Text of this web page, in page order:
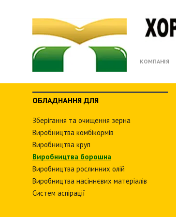
КОМПАНІЯ
ОБЛАДНАННЯ ДЛЯ
Зберiгання та очищення зерна
Виробництва комбiкормiв
Виробництва круп
Виробництва борошна
Виробництва рослинних олiй
Виробництва насіннєвих матеріалів
Систем аспiрацiї